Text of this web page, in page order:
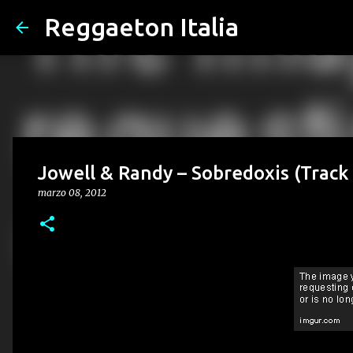
Reggaeton Italia
Jowell & Randy – Sobredoxis
marzo 08, 2012